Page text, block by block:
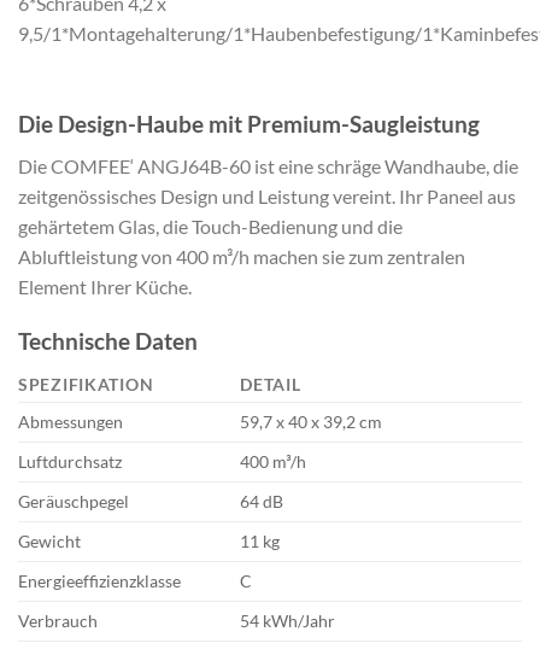
9,5/1*Montagehalterung/1*Haubenbefestigung/
Die Design-Haube mit Premium-Saugleistung
Die COMFEE‘ ANGJ64B-60 ist eine schräge Wandhaube, die
zeitgenössisches Design und Leistung vereint. Ihr Paneel aus
gehärtetem Glas, die Touch-Bedienung und die
Abluftleistung von 400 m³/h machen sie zum zentralen
Element Ihrer Küche.
Technische Daten
SPEZIFIKATION
DETAIL
Abmessungen
59,7 x 40 x 39,2 cm
Luftdurchsatz
400 m³/h
Geräuschpegel
64 dB
Gewicht
11 kg
Energieeffizienzklasse
C
Verbrauch
54 kWh/Jahr